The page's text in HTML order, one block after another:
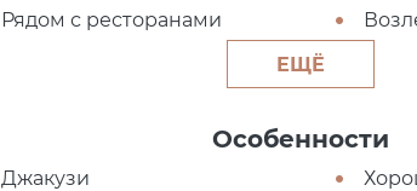
Рядом с ресторанами
ЕЩЁ
Особенности
Джакузи